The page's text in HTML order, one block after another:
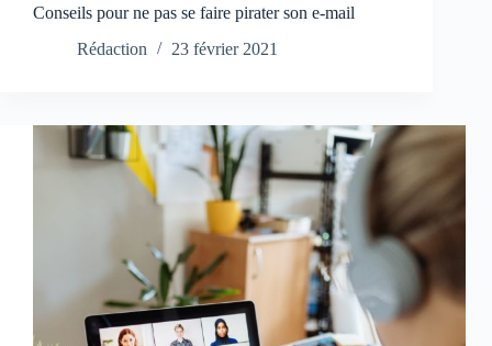
Conseils pour ne pas se faire pirater son e-mail
Rédaction
23 février 2021